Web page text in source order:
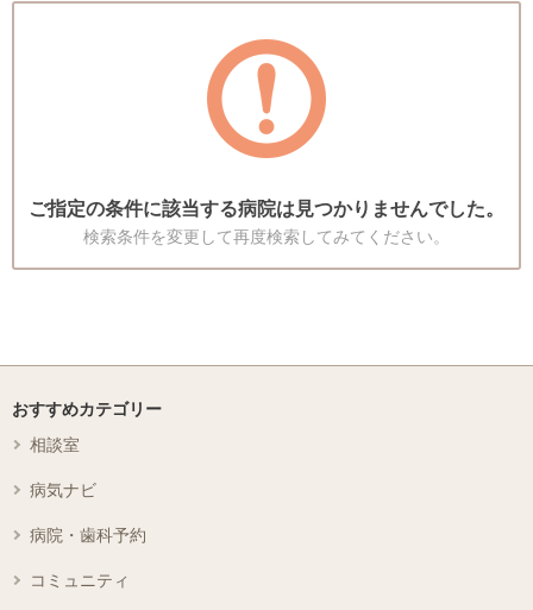
ご指定の条件に該当する病院は見つかりませんでした。
検索条件を変更して再度検索してみてください。
おすすめカテゴリー
相談室
病気ナビ
病院・歯科予約
コミュニティ